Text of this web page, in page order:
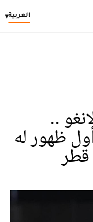
العربية▾
..
ظهور له